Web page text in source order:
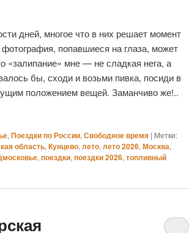
дней, многое что в них решает момент
попавшиеся на глаза, может
«залипание» мне — не сладкая нега, а
бы, сходи и возьми пивка, посиди в
положением вещей. Заманчиво же!..
, Поездки по России, Свободное время | Метки:
область, Кунцево, лето, лето 2026, Москва,
, поездки, поездки 2026, топливный